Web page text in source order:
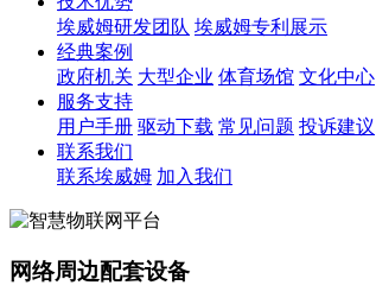
埃威姆研发团队 埃威姆专利展示
经典案例
政府机关 大型企业 体育场馆 文化中心
服务支持
用户手册 驱动下载 常见问题 投诉建议
联系我们
联系埃威姆 加入我们
网络周边配套设备